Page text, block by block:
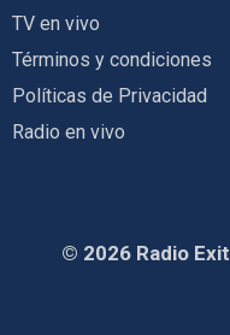
TV en vivo
Términos y condiciones
Políticas de Privacidad
Radio en vivo
© 2026 Radio